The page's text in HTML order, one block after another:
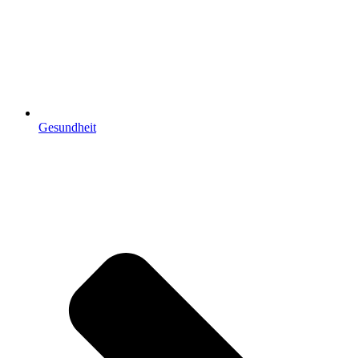
Gesundheit